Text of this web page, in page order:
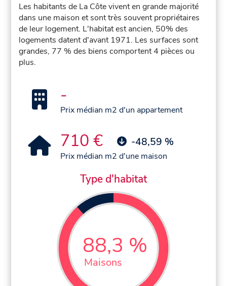
Les habitants de La Côte vivent en grande majorité
dans une maison et sont très souvent propriétaires
de leur logement. L'habitat est ancien, 50% des
logements datent d'avant 1971. Les surfaces sont
grandes, 77 % des biens comportent 4 pièces ou
plus.
-
Prix médian m2 d'un appartement
710 € -48,59 %
Prix médian m2 d'une maison
Type d'habitat
88,3 %
Maisons